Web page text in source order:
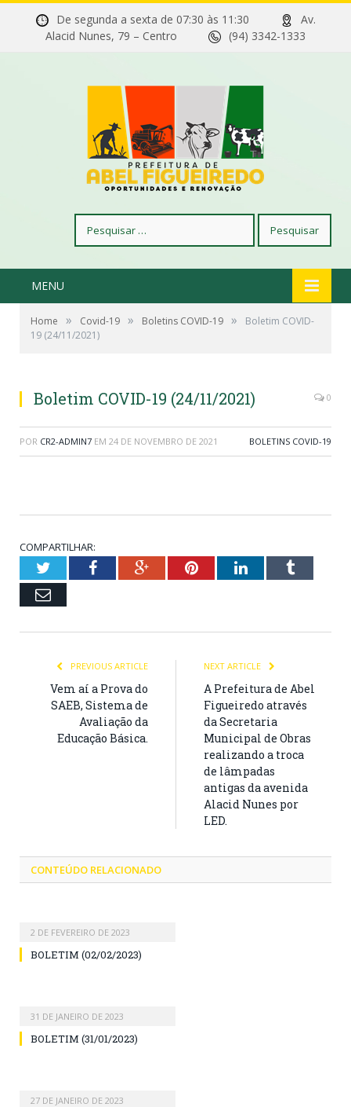
De segunda a sexta de 07:30 às 11:30
Av.
Alacid Nunes, 79 – Centro
(94) 3342-1333
por:
MENU
Home » Covid-19 » Boletins COVID-19 »
Boletim COVID-
19 (24/11/2021)
Boletim COVID-19 (24/11/2021) 0
POR CR2-ADMIN7 EM 24 DE NOVEMBRO DE 2021 BOLETINS COVID-19
COMPARTILHAR:
TwitterFacebookGoogle+PinterestLinkedInTumblr
Email
PREVIOUS ARTICLE
Vem aí a Prova do
SAEB, Sistema de
Avaliação da
Educação Básica.
NEXT ARTICLE
A Prefeitura de Abel
Figueiredo através
da Secretaria
Municipal de Obras
realizando a troca
de lâmpadas
antigas da avenida
Alacid Nunes por
LED.
CONTEÚDO RELACIONADO
2 DE FEVEREIRO DE 2023
BOLETIM (02/02/2023)
31 DE JANEIRO DE 2023
BOLETIM (31/01/2023)
27 DE JANEIRO DE 2023